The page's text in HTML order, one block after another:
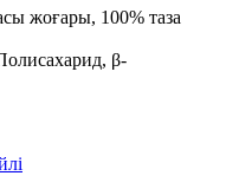
жоғары, 100% таза
β-